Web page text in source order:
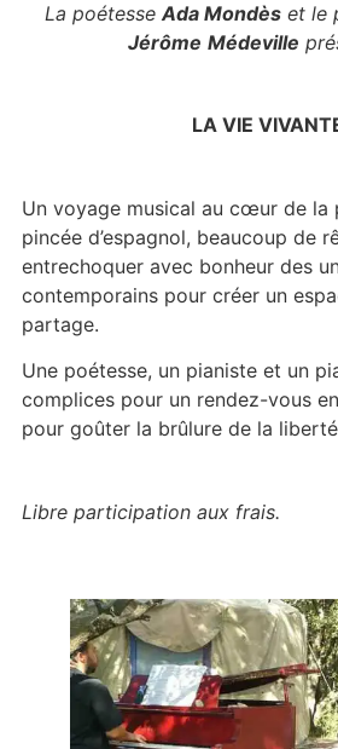
La poétesseAda Mondès et le
Jérôme Médeville
LA VIE
Un voyage musical au cœur de la
pincée d’espagnol, beaucoup de
entrechoquer avec bonheur des
contemporains pour créer un
partage.
Une poétesse, un pianiste et un
complices pour un rendez-vous
pour goûter la brûlure de la
Libre participation aux frais.